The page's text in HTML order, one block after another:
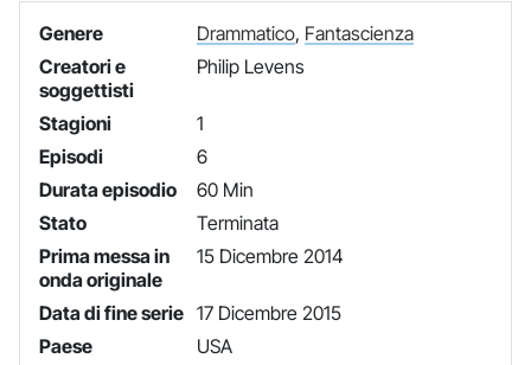
Genere Drammatico, Fantascienza
Creatori e
soggettisti
Philip Levens
Stagioni
1
Episodi
6
Durata episodio
60 Min
Stato
Terminata
Prima messa in
onda originale
15 Dicembre 2014
Data di fine serie 17 Dicembre 2015
Paese
USA